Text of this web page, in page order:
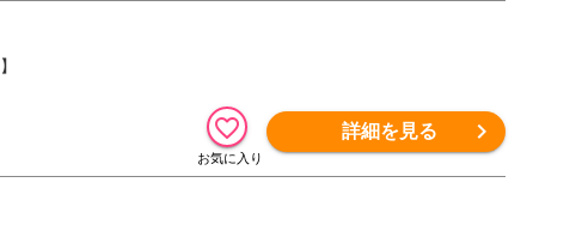
詳細を見る